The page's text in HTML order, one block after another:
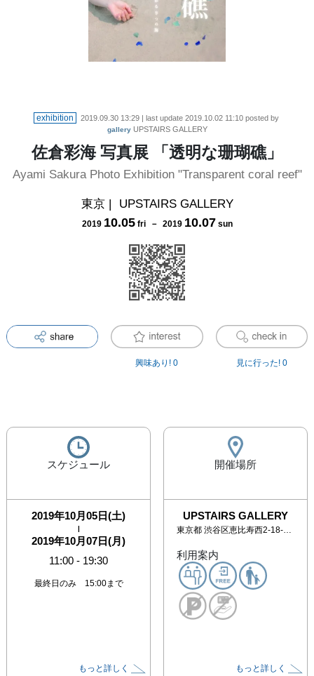
exhibition 2019.09.30 13:29| last update 2019.10.02 11:10posted by
gallery UPSTAIRS GALLERY
佐倉彩海 写真展 「透明な珊瑚礁」
Ayami Sakura Photo Exhibition "Transparent coral reef"
東京| UPSTAIRS GALLERY
2019 10.05 fri－ 2019 10.07 sun
興味あり! 0 見に行った! 0
スケジュール
2019年10月05日(土)
|
2019年10月07日(月)
11:00 - 19:30
最終日のみ 15:00まで
もっと詳しく
開催場所
UPSTAIRS GALLERY
東京都 渋谷区恵比寿西2-18-6 SPビル2Ｆ
利用案内
もっと詳しく